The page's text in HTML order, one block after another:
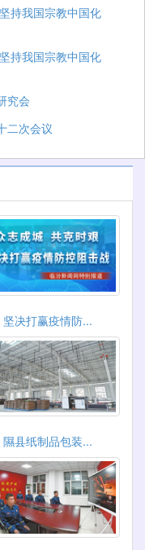
持我国宗教中国化
持我国宗教中国化
究会
二次会议
坚决打赢疫情防...
隰县纸制品包装...